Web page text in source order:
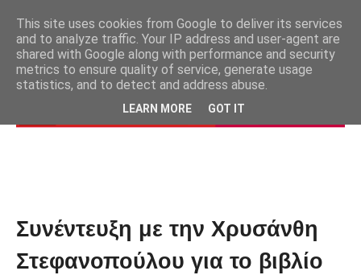
Συνέντευξη με την Χρυσάνθη
Στεφανοπούλου για το βιβλίο
This site uses cookies from Google to deliver its services
and to analyze traffic. Your IP address and user-agent are
shared with Google along with performance and security
metrics to ensure quality of service, generate usage
statistics, and to detect and address abuse.
LEARN MORE GOT IT